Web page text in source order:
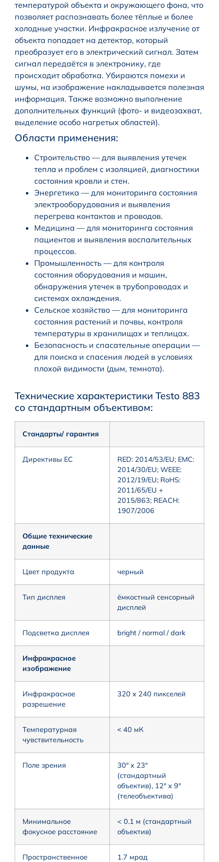
температурой объекта и окружающего фона, что
позволяет распознавать более тёплые и более
холодные участки. Инфракрасное излучение от
объекта попадает на детектор, который
преобразует его в электрический сигнал. Затем
сигнал передаётся в электронику, где
происходит обработка. Убираются помехи и
шумы, на изображение накладывается полезная
информация. Также возможно выполнение
дополнительных функций (фото- и видеозахват,
выделение особо нагретых областей).
Области применения:
Строительство — для выявления утечек
тепла и проблем с изоляцией, диагностики
состояния кровли и стен.
Энергетика — для мониторинга состояния
электрооборудования и выявления
перегрева контактов и проводов.
Медицина — для мониторинга состояния
пациентов и выявления воспалительных
процессов.
Промышленность — для контроля
состояния оборудования и машин,
обнаружения утечек в трубопроводах и
системах охлаждения.
Сельское хозяйство — для мониторинга
состояния растений и почвы, контроля
температуры в хранилищах и теплицах.
Безопасность и спасательные операции —
для поиска и спасения людей в условиях
плохой видимости (дым, темнота).
Технические характеристики Testo 883
со стандартным объективом:
Стандарты/ гарантия
Директивы ЕС
RED: 2014/53/EU; EMC:
2014/30/EU; WEEE:
2012/19/EU; RoHS:
2011/65/EU +
2015/863; REACH:
1907/2006
Общие технические
данные
Цвет продукта черный
Тип дисплея
ёмкостный сенсорный
дисплей
Подсветка дисплея bright / normal / dark
Инфракрасное
изображение
Инфракрасное
разрешение
320 x 240 пикселей
Температурная
чувствительность
˂ 40 мК
Поле зрения
30° x 23°
(стандартный
объектив), 12° x 9°
(телеобъектива)
Минимальное
фокусное расстояние
< 0.1 м (стандартный
объектив)
Пространственное
1.7 мрад